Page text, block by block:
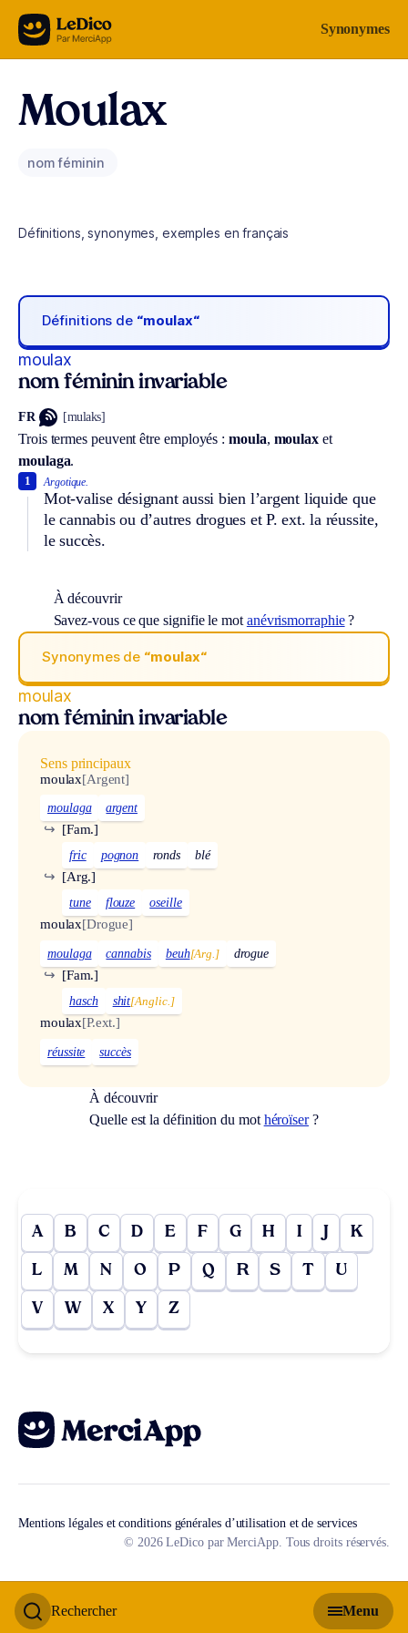
Aller au contenu Synonymes
Rechercher Menu
Moulax
nom féminin
Définitions, synonymes, exemples en français
Définitions de “moulax“
moulax
nom féminin invariable
FR [mulaks]
Trois termes peuvent être employés :moula, moulax et
moulaga.
Argotique.
Mot-valise désignant aussi bien l’argent liquide que
le cannabis ou d’autres drogues etP. ext. la réussite,
le succès.
1
À découvrir
Savez-vous ce que signifie le mot anévrismorraphie?
Synonymes de “moulax“
moulax
nom féminin invariable
Sens principaux
moulax[Argent]
moulaga argent
[Fam.]
↪
fric pognon ronds blé
[Arg.]
↪
tune flouze oseille
moulax[Drogue]
moulaga cannabis beuh[Arg.] drogue
[Fam.]
↪
hasch shit[Anglic.]
moulax[P.ext.]
réussite succès
À découvrir
Quelle est la définition du mot héroïser?
A B C D E F G H I J K
L M N O P Q R S T U
V W X Y Z
Mentions légales et conditions générales d’utilisation et de services
© 2026 LeDico par MerciApp. Tous droits réservés.